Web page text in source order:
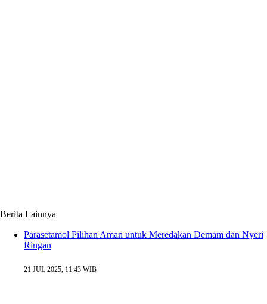
Berita Lainnya
Parasetamol Pilihan Aman untuk Meredakan Demam dan Nyeri
Ringan
21 JUL 2025, 11:43 WIB